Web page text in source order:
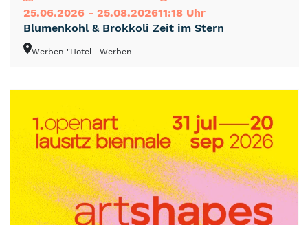
25.06.2026 - 25.08.202611:18 Uhr
Blumenkohl & Brokkoli Zeit im Stern
Werben "Hotel | Werben